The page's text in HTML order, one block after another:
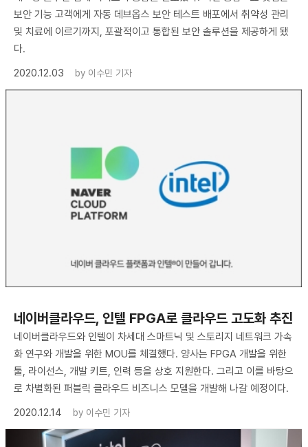
보안 기능 고객에게 자동 데브옵스 보안 테스트 배포에서 취약성 관리
및 치료에 이르기까지, 포괄적이고 통합된 보안 솔루션을 제공하게 됐
다.
2020.12.03
by 이수민 기자
네이버클라우드, 인텔 FPGA로 클라우드 고도화 추진
네이버클라우드와 인텔이 차세대 스마트닉 및 스토리지 네트워크 가속
화 연구와 개발을 위한 MOU를 체결했다. 양사는 FPGA 개발을 위한
툴, 라이선스, 개발 키트, 인력 등을 상호 지원한다. 그리고 이를 바탕으
로 차별화된 퍼블릭 클라우드 비즈니스 모델을 개발해 나갈 예정이다.
2020.12.14
by 이수민 기자